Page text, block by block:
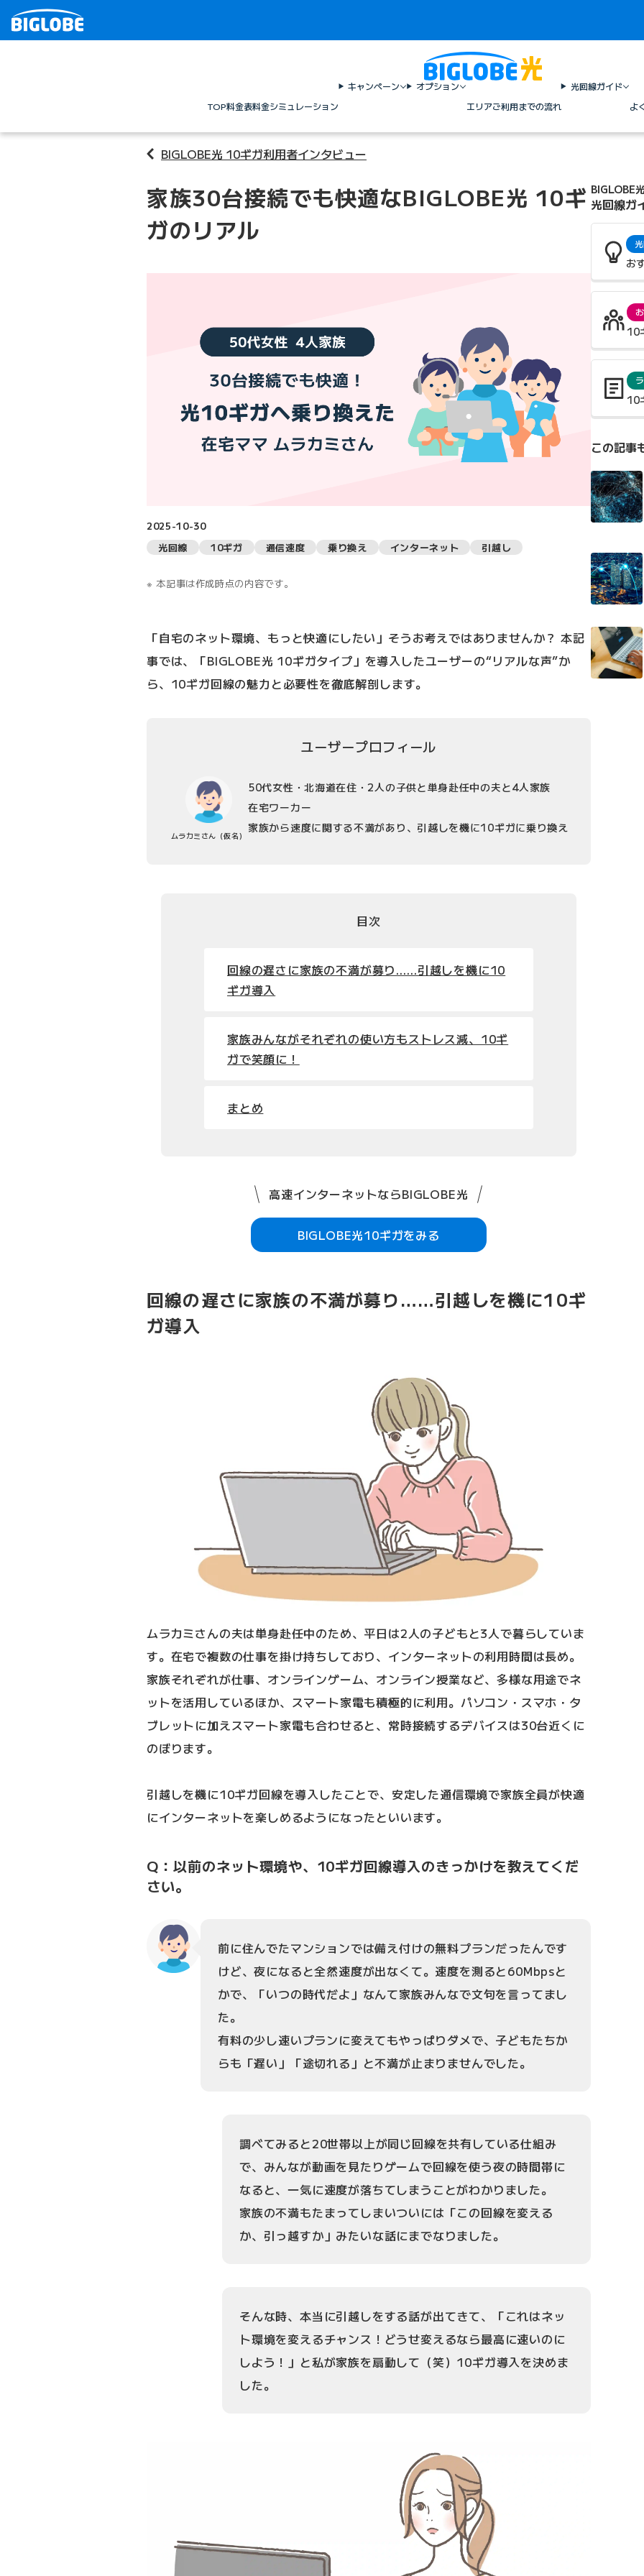
TOP料金表料金シミュレーション
キャンペーン
オプション
エリアご利用までの流れ
光回線ガイド
よ
BIGLOBE光 10ギガ利用者インタビュー
家族30台接続でも快適なBIGLOBE光 10ギ
ガのリアル
2025-10-30
光回線
10ギガ 通信速度 乗り換え インターネット 引越し
本記事は作成時点の内容です。
「自宅のネット環境、もっと快適にしたい」そうお考えではありませんか？ 本記
事では、「BIGLOBE光 10ギガタイプ」を導入したユーザーの“リアルな声”か
ら、10ギガ回線の魅力と必要性を徹底解剖します。
ユーザープロフィール
ムラカミさん （仮名）
50代女性・北海道在住・2人の子供と単身赴任中の夫と4人家族
在宅ワーカー
家族から速度に関する不満があり、引越しを機に10ギガに乗り換え
目次
回線の遅さに家族の不満が募り……引越しを機に10
ギガ導入
家族みんながそれぞれの使い方もストレス減、10ギ
ガで笑顔に！
まとめ
高速インターネットならBIGLOBE光
BIGLOBE光10ギガをみる
回線の遅さに家族の不満が募り……引越しを機に10ギ
ガ導入
ムラカミさんの夫は単身赴任中のため、平日は2人の子どもと3人で暮らしていま
す。在宅で複数の仕事を掛け持ちしており、インターネットの利用時間は長め。
家族それぞれが仕事、オンラインゲーム、オンライン授業など、多様な用途でネ
ットを活用しているほか、スマート家電も積極的に利用。パソコン・スマホ・タ
ブレットに加えスマート家電も合わせると、常時接続するデバイスは30台近くに
のぼります。
引越しを機に10ギガ回線を導入したことで、安定した通信環境で家族全員が快適
にインターネットを楽しめるようになったといいます。
Q：以前のネット環境や、10ギガ回線導入のきっかけを教えてくだ
さい。
前に住んでたマンションでは備え付けの無料プランだったんです
けど、夜になると全然速度が出なくて。速度を測ると60Mbpsと
かで、「いつの時代だよ」なんて家族みんなで文句を言ってまし
た。
有料の少し速いプランに変えてもやっぱりダメで、子どもたちか
らも「遅い」「途切れる」と不満が止まりませんでした。
調べてみると20世帯以上が同じ回線を共有している仕組み
で、みんなが動画を見たりゲームで回線を使う夜の時間帯に
なると、一気に速度が落ちてしまうことがわかりました。
家族の不満もたまってしまいついには「この回線を変える
か、引っ越すか」みたいな話にまでなりました。
そんな時、本当に引越しをする話が出てきて、「これはネッ
ト環境を変えるチャンス！どうせ変えるなら最高に速いのに
しよう！」と私が家族を扇動して（笑）10ギガ導入を決めま
した。
BIGLOBE光
光回線ガ
お
10
10
この記事